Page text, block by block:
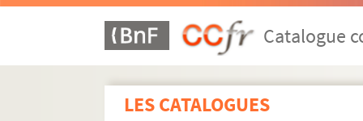
Catalogue
LES CATALOGUES